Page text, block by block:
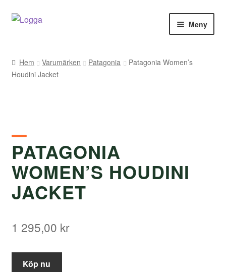
Hoppa
Hoppa
Meny
Kontakt
Varumärken
Väljare
Hem Varumärken Patagonia
Patagonia Women’s
Houdini Jacket
PATAGONIA
WOMEN’S HOUDINI
JACKET
1 295,00 kr
Köp nu